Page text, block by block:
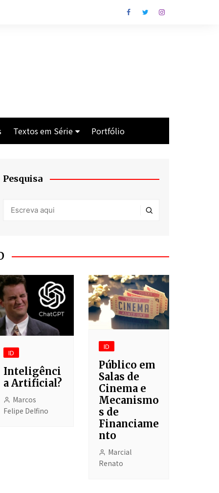
Textos em Série
Man With the Gun
Batanka!
Clichê
Cotidiano
Liga dos Jogadores
Imaginários
Depois do Shopping
Portfólio
Pesquisa
ID
Inteligênci
a Artificial?
Marcos
Felipe Delfino
ID
Público em
Salas de
Cinema e
Mecanismo
s de
Financiame
nto
Marcial
Renato